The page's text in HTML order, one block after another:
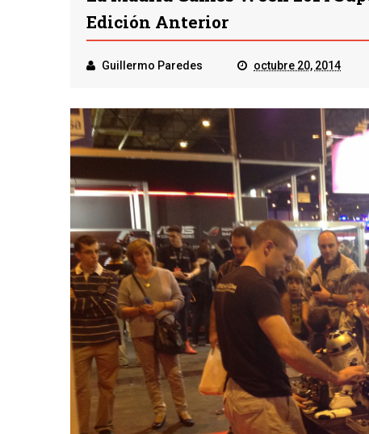
Edición Anterior
Guillermo Paredes octubre 20, 2014